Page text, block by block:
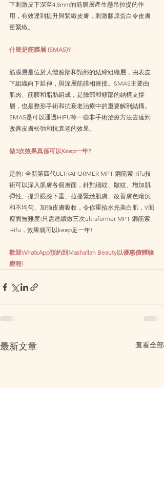
下刺激皮下深至4.5mm的筋膜層產生懸吊拉提的作
用，有效達到提升與緊緻皮膚，刺激膠原蛋白令皮膚
更緊緻。
什麼是筋膜層 (SMAS)?
筋膜層是位於人體臉部和頸部的結締組織層，由表皮
下組織向下延伸，與深層筋膜相連接。SMAS主要由
肌肉、筋膜和脂肪組成，是臉部和頸部的結構支撐
層，也是整形手術和抗衰老治療中的重要解剖結構。
SMAS是可以通過HIFU等一些非手術治療方法去達到
改善皮膚松弛和抗衰老的效果。
做3次效果真係可以Keep一年?
​是的! 全新第四代ULTRAFORMER MPT 鋼筋索Hifu技
術可以深入肌膚各個層面，針對細紋、皺紋、增加肌
彈性、提升眼臉下垂、拉提緊緻肌膚、改善膚色暗沉
和不均勻、加強皮膚吸收，令你重拾水光美白肌，V面
瘦面無難度!只需連續做三次ultraformer MPT 鋼筋索
Hifu，效果就可以keep足一年!
歡迎WhatsApp預約到Mashallah Beauty以優惠價體驗
療程!
最新文章 查看全部